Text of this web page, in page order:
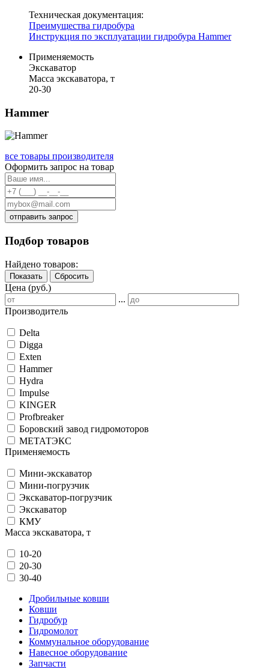
Техническая документация:
Преимущества гидробура
Инструкция по эксплуатации гидробура Hammer
Применяемость
Экскаватор
Масса экскаватора, т
20-30
Hammer
все товары производителя
Оформить запрос на товар
отправить запрос
Подбор товаров
Найдено товаров:
Показать Сбросить
Цена (руб.)
...
Производитель
Delta
Digga
Exten
Hammer
Hydra
Impulse
KINGER
Profbreaker
Боровский завод гидромоторов
МЕТАТЭКС
Применяемость
Мини-экскаватор
Мини-погрузчик
Экскаватор-погрузчик
Экскаватор
КМУ
Масса экскаватора, т
10-20
20-30
30-40
Дробильные ковши
Ковши
Гидробур
Гидромолот
Коммунальное оборудование
Навесное оборудование
Запчасти